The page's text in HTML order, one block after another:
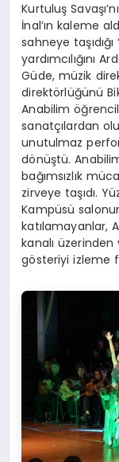
Kurtuluş
İnal’ın kaleme
sahneye taşıdığı
yardımcılığını
Güde, müzik
direktörlüğünü
Anabilim
sanatçılardan
unutulmaz
dönüştü.
bağımsızlık
zirveye taşıdı. Y
Kampüsü
katılamayanlar,
kanalı
gösteriyi izleme